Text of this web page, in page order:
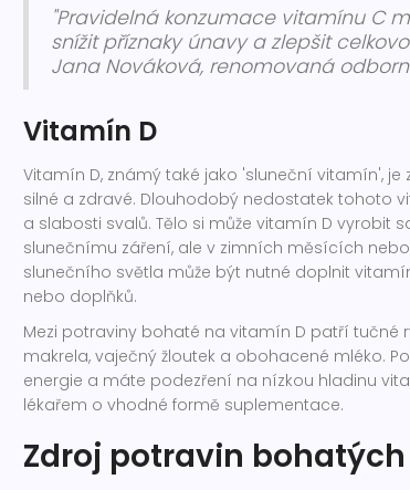
"Pravidelná konzumace vitamínu C
snížit příznaky únavy a zlepšit
Jana Nováková, renomovaná
Vitamín D
Vitamín D, známý také jako 'sluneční vitamín',
silné a zdravé. Dlouhodobý nedostatek tohoto
a slabosti svalů. Tělo si může vitamín D vyrobit
slunečnímu záření, ale v zimních měsících
slunečního světla může být nutné doplnit
nebo doplňků.
Mezi potraviny bohaté na vitamín D patří tučné
makrela, vaječný žloutek a obohacené mléko.
energie a máte podezření na nízkou hladinu
lékařem o vhodné formě suplementace.
Zdroj potravin